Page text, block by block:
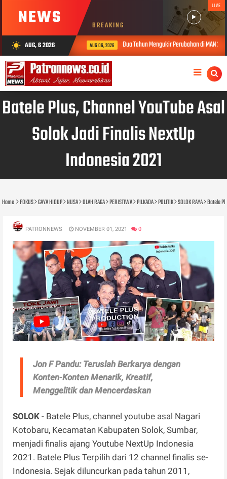
NEWS BREAKING
LIVE
wb_sunny AUG, 6 2026 AUG 06, 2026 Dua Tahun Mengukir Perubahan di MAN 2 Solok,
Batele Plus, Channel YouTube Asal
Solok Jadi Finalis NextUp
Indonesia 2021
Home FOKUS GAYA HIDUP NUSA OLAH RAGA PERISTIWA PILKADA POLITIK SOLOK RAYA Batele
PATRONNEWS NOVEMBER 01, 2021 0
Jon F Pandu: Teruslah Berkarya dengan
Konten-Konten Menarik, Kreatif,
Menggelitik dan Mencerdaskan
SOLOK - Batele Plus, channel youtube asal Nagari
Kotobaru, Kecamatan Kabupaten Solok, Sumbar,
menjadi finalis ajang Youtube NextUp Indonesia
2021. Batele Plus Terpilih dari 12 channel finalis se-
Indonesia. Sejak diluncurkan pada tahun 2011,